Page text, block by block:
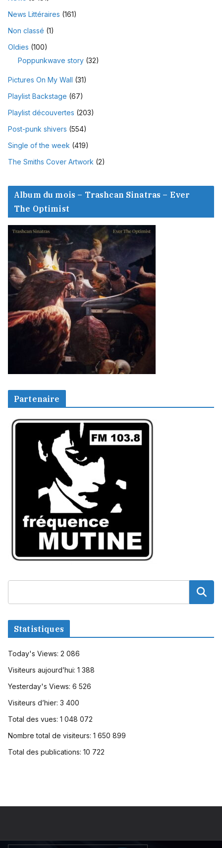
News Littéraires (161)
Non classé (1)
Oldies (100)
Poppunkwave story (32)
Pictures On My Wall (31)
Playlist Backstage (67)
Playlist découvertes (203)
Post-punk shivers (554)
Single of the week (419)
The Smiths Cover Artwork (2)
Album du mois – Trashcan Sinatras – Ever
The Optimist
Partenaire
Statistiques
Today's Views: 2 086
Visiteurs aujourd’hui: 1 388
Yesterday's Views: 6 526
Visiteurs d’hier: 3 400
Total des vues: 1 048 072
Nombre total de visiteurs: 1 650 899
Total des publications: 10 722